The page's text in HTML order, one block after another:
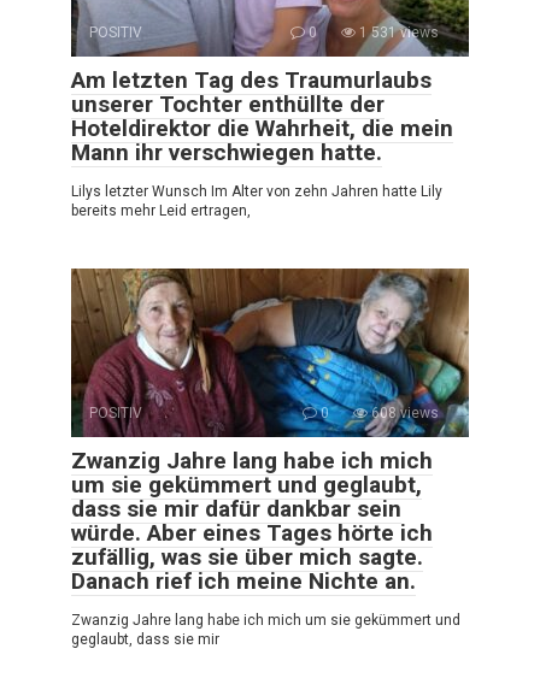
POSITIV 0 1 531 views
Am letzten Tag des Traumurlaubs
unserer Tochter enthüllte der
Hoteldirektor die Wahrheit, die mein
Mann ihr verschwiegen hatte.
Lilys letzter Wunsch Im Alter von zehn Jahren hatte Lily
bereits mehr Leid ertragen,
POSITIV 0 608 views
Zwanzig Jahre lang habe ich mich
um sie gekümmert und geglaubt,
dass sie mir dafür dankbar sein
würde. Aber eines Tages hörte ich
zufällig, was sie über mich sagte.
Danach rief ich meine Nichte an.
Zwanzig Jahre lang habe ich mich um sie gekümmert und
geglaubt, dass sie mir